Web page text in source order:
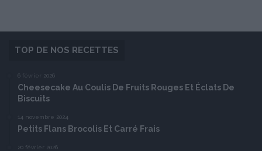
TOP DE NOS RECETTES
6 février 2026
Cheesecake Au Coulis De Fruits Rouges Et Éclats De
Biscuits
14 novembre 2024
Petits Flans Brocolis Et Carré Frais
20 février 2026